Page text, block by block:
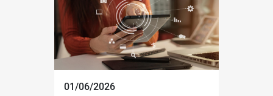
01/06/2026